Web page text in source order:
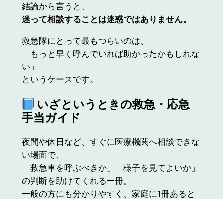
結論から言うと、
迷って相談することは迷惑ではありません。
救急隊にとって最もつらいのは、
「もっと早く呼んでいれば助かったかもしれな
い」
というケースです。
いざというときの救急・応急
手当ガイド
夜間や休日など、すぐに医療機関へ相談できな
い場面で、
「救急車を呼ぶべきか」「様子を見てよいか」
の判断を助けてくれる一冊。
一般の方にも分かりやすく、家庭に1冊あると